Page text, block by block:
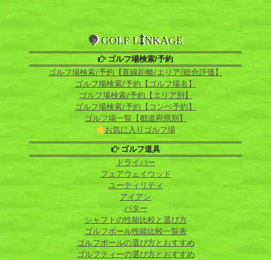
GOLF L NKAGE
ゴルフ場検索/予約
ゴルフ場検索/予約【直線距離/エリア/総合評価】
ゴルフ場検索/予約【ゴルフ場名】
ゴルフ場検索/予約【エリア別】
ゴルフ場検索/予約【コンペ予約】
ゴルフ場一覧【都道府県別】
お気に入りゴルフ場
ゴルフ道具
ドライバー
フェアウェイウッド
ユーティリティ
アイアン
パター
シャフトの性能比較と選び方
ゴルフボール性能比較一覧表
ゴルフボールの選び方とおすすめ
ゴルフティーの選び方とおすすめ